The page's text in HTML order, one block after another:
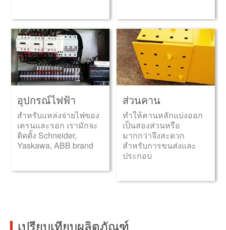
อุปกรณ์ไฟฟ้า
สำหรับแหล่งจ่ายไฟของ
เครนและรอก เรามักจะ
ติดตั้ง Schneider,
Yaskawa, ABB brand
ส่วนคาน
ทำให้คานหลักแบ่งออก
เป็นสองส่วนหรือ
มากกว่าจึงสะดวก
สำหรับการขนส่งและ
ประกอบ
เปรียบเทียบผลิตภัณฑ์